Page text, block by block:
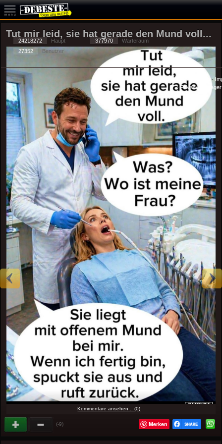
Tut mir leid, sie hat gerade den Mund voll...
Kommentare ansehen... (0)
(-9) Merken
24218272 Haupt 377970
Warteraum
27352
Benutzer
Datenschutzerklärung -
- Privacy Manager